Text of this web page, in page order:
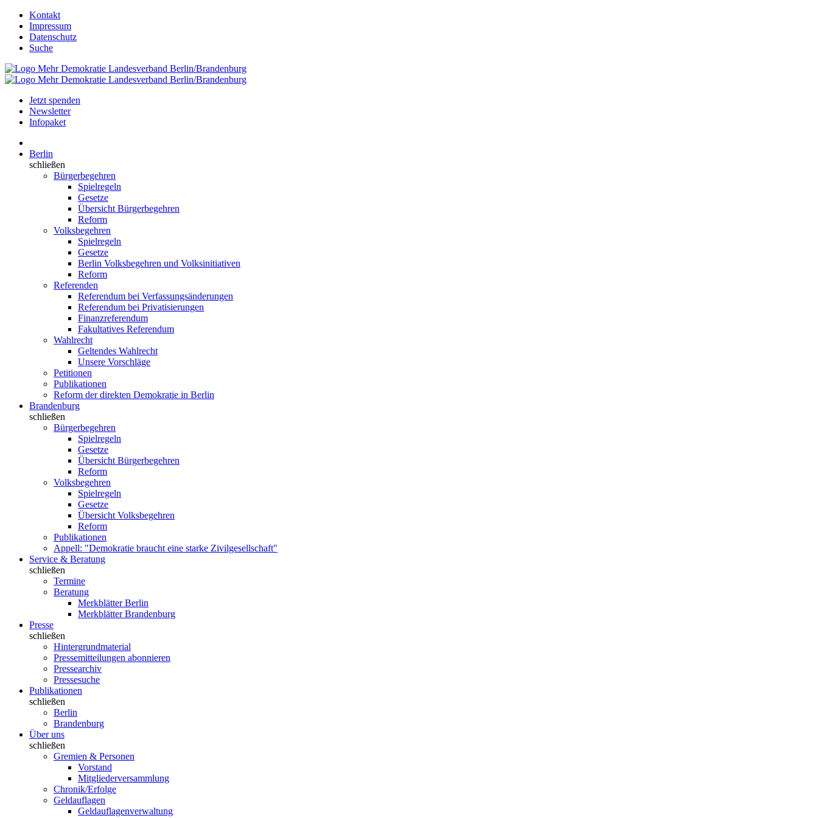
Kontakt
Impressum
Datenschutz
Suche
Jetzt spenden
Newsletter
Infopaket
Berlin
schließen
Bürgerbegehren
Spielregeln
Gesetze
Übersicht Bürgerbegehren
Reform
Volksbegehren
Spielregeln
Gesetze
Berlin Volksbegehren und Volksinitiativen
Reform
Referenden
Referendum bei Verfassungsänderungen
Referendum bei Privatisierungen
Finanzreferendum
Fakultatives Referendum
Wahlrecht
Geltendes Wahlrecht
Unsere Vorschläge
Petitionen
Publikationen
Reform der direkten Demokratie in Berlin
Brandenburg
schließen
Bürgerbegehren
Spielregeln
Gesetze
Übersicht Bürgerbegehren
Reform
Volksbegehren
Spielregeln
Gesetze
Übersicht Volksbegehren
Reform
Publikationen
Appell: "Demokratie braucht eine starke Zivilgesellschaft"
Service & Beratung
schließen
Termine
Beratung
Merkblätter Berlin
Merkblätter Brandenburg
Presse
schließen
Hintergrundmaterial
Pressemitteilungen abonnieren
Pressearchiv
Pressesuche
Publikationen
schließen
Berlin
Brandenburg
Über uns
schließen
Gremien & Personen
Vorstand
Mitgliederversammlung
Chronik/Erfolge
Geldauflagen
Geldauflagenverwaltung